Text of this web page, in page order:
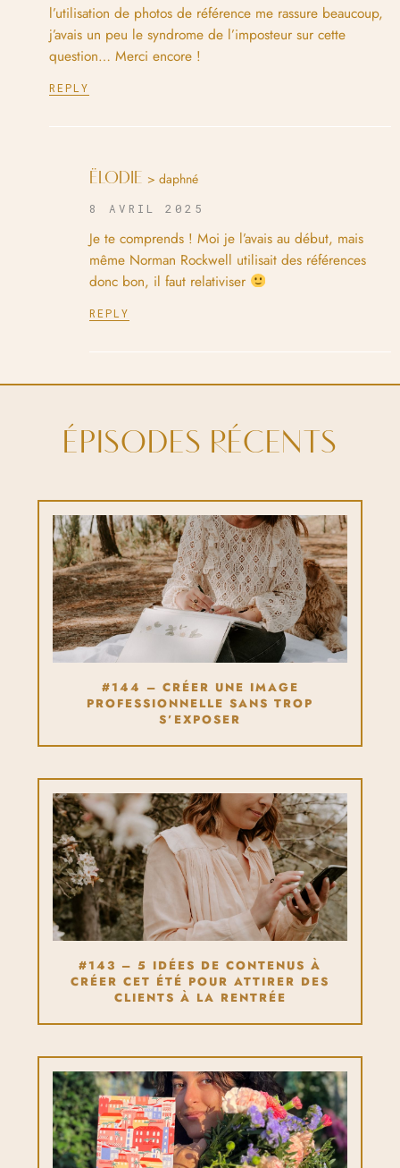
l’utilisation de photos de référence me rassure beaucoup,
j’avais un peu le syndrome de l’imposteur sur cette
question… Merci encore !
REPLY
ËLODIE > daphné
8 AVRIL 2025
Je te comprends ! Moi je l’avais au début, mais
même Norman Rockwell utilisait des références
donc bon, il faut relativiser
REPLY
ÉPISODES RÉCENTS
#144 – CRÉER UNE IMAGE
PROFESSIONNELLE SANS TROP
S’EXPOSER
#143 – 5 IDÉES DE CONTENUS À
CRÉER CET ÉTÉ POUR ATTIRER DES
CLIENTS À LA RENTRÉE